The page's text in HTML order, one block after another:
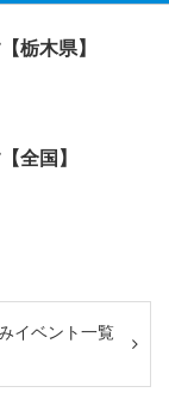
栃木県】
全国】
イベント一覧